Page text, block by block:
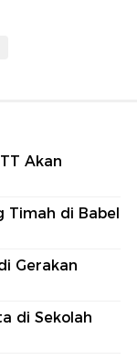
Akan
Timah di Babel
Gerakan
di Sekolah